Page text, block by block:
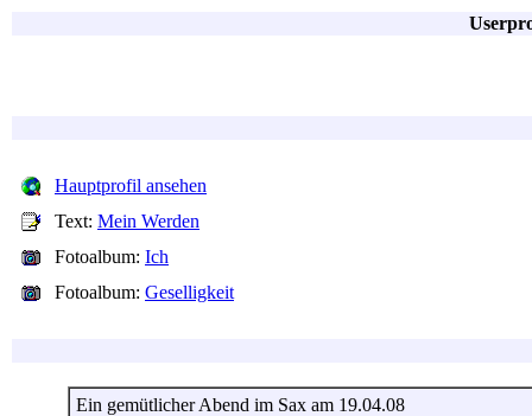
Hauptprofil ansehen
Text: Mein Werden
Fotoalbum: Ich
Fotoalbum: Geselligkeit
Ein gemütlicher Abend im Sax am 19.04.08